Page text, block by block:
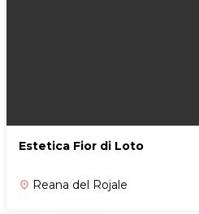
Estetica Fior di Loto
place Reana del Rojale